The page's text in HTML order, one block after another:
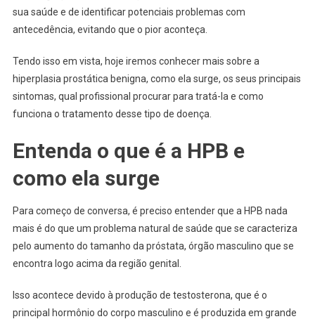
sua saúde e de identificar potenciais problemas com
antecedência, evitando que o pior aconteça.
Tendo isso em vista, hoje iremos conhecer mais sobre a
hiperplasia prostática benigna, como ela surge, os seus principais
sintomas, qual profissional procurar para tratá-la e como
funciona o tratamento desse tipo de doença.
Entenda o que é a HPB e
como ela surge
Para começo de conversa, é preciso entender que a HPB nada
mais é do que um problema natural de saúde que se caracteriza
pelo aumento do tamanho da próstata, órgão masculino que se
encontra logo acima da região genital.
Isso acontece devido à produção de testosterona, que é o
principal hormônio do corpo masculino e é produzida em grande